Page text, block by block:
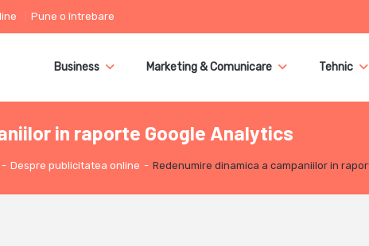
Pune o întrebare
Business Marketing & Comunicare Tehnic
in raporte Google Analytics
- Despre publicitatea online - Redenumire dinamica a campaniilor in